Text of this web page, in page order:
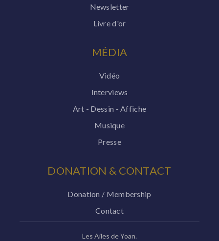
Newsletter
Livre d'or
MÉDIA
Vidéo
Interviews
Art - Dessin - Affiche
Musique
Presse
DONATION & CONTACT
Donation / Membership
Contact
Les Ailes de Yoan.